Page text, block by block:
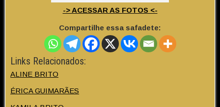
-> ACESSAR AS FOTOS <-
Compartilhe essa safadete:
Links Relacionados:
ALINE BRITO
ÉRICA GUIMARÃES